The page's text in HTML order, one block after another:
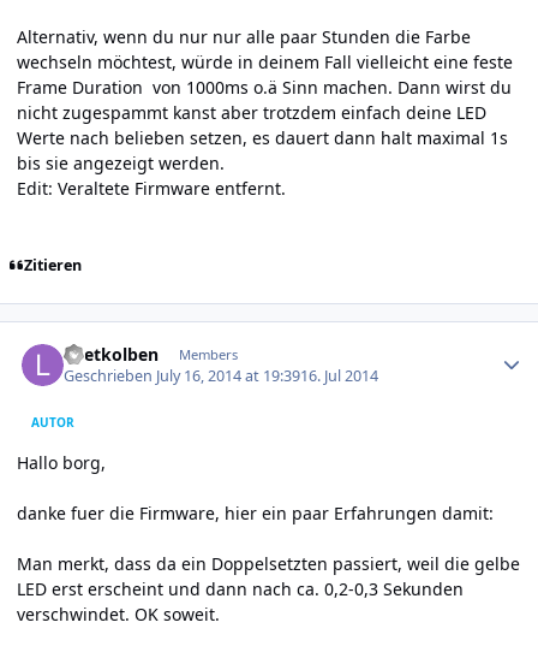
Alternativ, wenn du nur nur alle paar Stunden die Farbe
wechseln möchtest, würde in deinem Fall vielleicht eine feste
Frame Duration von 1000ms o.ä Sinn machen. Dann wirst du
nicht zugespammt kanst aber trotzdem einfach deine LED
Werte nach belieben setzen, es dauert dann halt maximal 1s
bis sie angezeigt werden.
Edit: Veraltete Firmware entfernt.
Zitieren
Loetkolben Members
Geschrieben July 16, 2014 at 19:3916. Jul 2014
AUTOR
Hallo borg,
danke fuer die Firmware, hier ein paar Erfahrungen damit:
Man merkt, dass da ein Doppelsetzten passiert, weil die gelbe
LED erst erscheint und dann nach ca. 0,2-0,3 Sekunden
verschwindet. OK soweit.